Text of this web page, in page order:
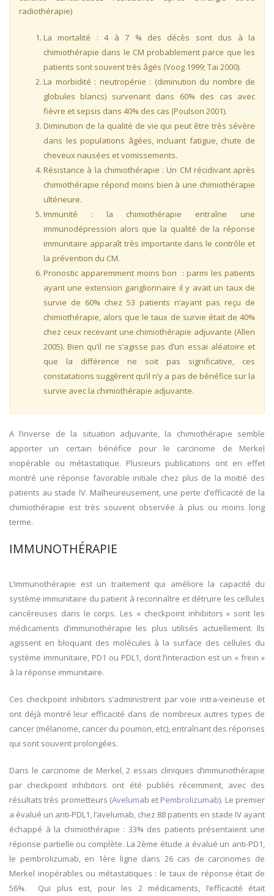
radiothérapie)
La mortalité : 4 à 7 % des décès sont dus à la
chimiothérapie dans le CM probablement parce que les
patients sont souvent très âgés (Voog 1999; Tai 2000).
La morbidité : neutropénie : (diminution du nombre de
globules blancs) survenant dans 60% des cas avec
fièvre et sepsis dans 40% des cas (Poulson 2001).
Diminution de la qualité de vie qui peut être très sévère
dans les populations âgées, incluant fatigue, chute de
cheveux nausées et vomissements.
Résistance à la chimiothérapie : Un CM récidivant après
chimiothérapie répond moins bien à une chimiothérapie
ultérieure.
Immunité : la chimiothérapie entraîne une
immunodépression alors que la qualité de la réponse
immunitaire apparaît très importante dans le contrôle et
la prévention du CM.
Pronostic apparemment moins bon : parmi les patients
ayant une extension ganglionnaire il y avait un taux de
survie de 60% chez 53 patients n’ayant pas reçu de
chimiothérapie, alors que le taux de survie était de 40%
chez ceux recevant une chimiothérapie adjuvante (Allen
2005). Bien qu’il ne s’agisse pas d’un essai aléatoire et
que la différence ne soit pas significative, ces
constatations suggèrent qu’il n’y a pas de bénéfice sur la
survie avec la chimiothérapie adjuvante.
A l’inverse de la situation adjuvante, la chimiothérapie semble
apporter un certain bénéfice pour le carcinome de Merkel
inopérable ou métastatique. Plusieurs publications ont en effet
montré une réponse favorable initiale chez plus de la moitié des
patients au stade IV. Malheureusement, une perte d’efficacité de la
chimiothérapie est très souvent observée à plus ou moins long
terme.
IMMUNOTHÉRAPIE
L’immunothérapie est un traitement qui améliore la capacité du
système immunitaire du patient à reconnaître et détruire les cellules
cancéreuses dans le corps. Les « checkpoint inhibitors » sont les
médicaments d’immunothérapie les plus utilisés actuellement. Ils
agissent en bloquant des molécules à la surface des cellules du
système immunitaire, PD1 ou PDL1, dont l’interaction est un « frein »
à la réponse immunitaire.
Ces checkpoint inhibitors s’administrent par voie intra-veineuse et
ont déjà montré leur efficacité dans de nombreux autres types de
cancer (mélanome, cancer du poumon, etc), entraînant des réponses
qui sont souvent prolongées.
Dans le carcinome de Merkel, 2 essais cliniques d’immunothérapie
par checkpoint inhibitors ont été publiés récemment, avec des
résultats très prometteurs (Avelumab et Pembrolizumab). Le premier
a évalué un anti-PDL1, l’avelumab, chez 88 patients en stade IV ayant
échappé à la chimiothérapie : 33% des patients présentaient une
réponse partielle ou complète. La 2ème étude a évalué un anti-PD1,
le pembrolizumab, en 1ère ligne dans 26 cas de carcinomes de
Merkel inopérables ou métastatiques : le taux de réponse était de
56%. Qui plus est, pour les 2 médicaments, l’efficacité était